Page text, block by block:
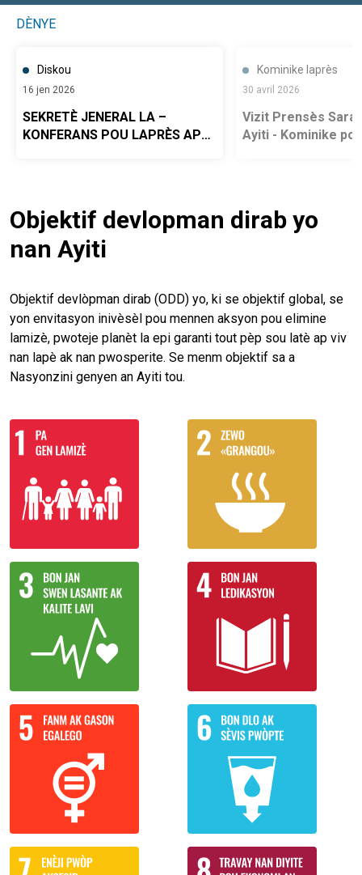
DÈNYE
Diskou
16 jen 2026
SEKRETÈ JENERAL LA –
KONFERANS POU LAPRÈS APRE
Kominike laprès
30 avril 2026
Vizit Prensès
Ayiti - Kominike
Objektif devlopman dirab yo
nan Ayiti
Objektif devlòpman dirab (ODD) yo, ki se objektif global, se
yon envitasyon inivèsèl pou mennen aksyon pou elimine
lamizè, pwoteje planèt la epi garanti tout pèp sou latè ap viv
nan lapè ak nan pwosperite. Se menm objektif sa a
Nasyonzini genyen an Ayiti tou.